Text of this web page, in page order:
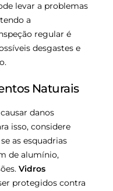
levar a problemas
a
regular é
desgastes e
Naturais
danos
isso, considere
as esquadrias
de alumínio,
Vidros
protegidos contra